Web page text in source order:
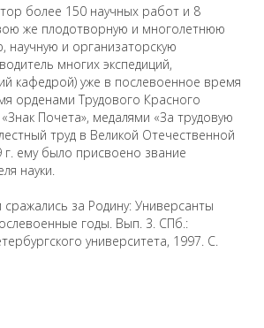
более 150 научных работ и 8
же плодотворную и многолетнюю
научную и организаторскую
многих экспедиций,
кафедрой) уже в послевоенное время
орденами Трудового Красного
Почета», медалями «За трудовую
труд в Великой Отечественной
г. ему было присвоено звание
науки.
за Родину: Универсанты
годы. Вып. 3. СПб.:
университета, 1997. С.
ресурсе могут быть
материалы с упоминанием
обработки
в опубликованных
сообщите об этом
pro@spbu.ru
университет©